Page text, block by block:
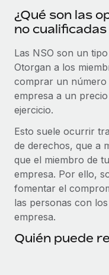
normativo.
Gestión de
Proporciona
en todo el mundo.
Apertura de
Abre entidades
Movilidad y
Reubica a los
Prestaciones
Gestiona las
complicaciones.
pionera en IA, ha
Weaviate en resumen
código abierto
Más información
Impuestos
BLOG
Novedades de
Management Plus
La misión de Remote
todos los tamaños a
Más información
con Remote
Gestionar las
¿Qué son las
no cualificadas
Las NSO son un
Otorgan a los
comprar un número
empresa a un
ejercicio.
Esto suele ocurrir
de derechos, que a
que el miembro de
empresa. Por ello,
fomentar el
las personas con
empresa.
Quién puede